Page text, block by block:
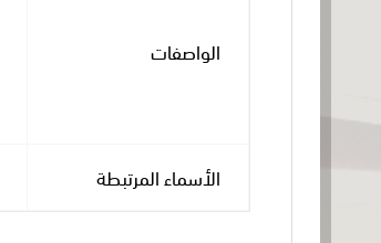
الواصفات
الأسماء المرتبطة